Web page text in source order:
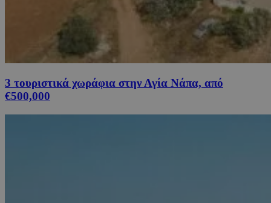
3 τουριστικά χωράφια στην Αγία Νάπα, από
€500,000